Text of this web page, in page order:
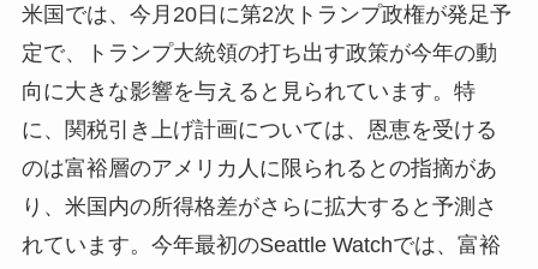
米国では、今月20日に第2次トランプ政権が発足予
定で、トランプ大統領の打ち出す政策が今年の動
向に大きな影響を与えると見られています。特
に、関税引き上げ計画については、恩恵を受ける
のは富裕層のアメリカ人に限られるとの指摘があ
り、米国内の所得格差がさらに拡大すると予測さ
れています。今年最初のSeattle Watchでは、富裕